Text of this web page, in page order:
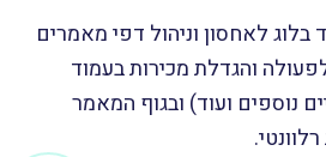
לאחסון וניהול דפי מאמרים
והגדלת מכירות בעמוד
נוספים ועוד) ובגוף המאמר